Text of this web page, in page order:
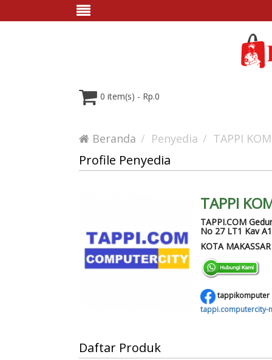
0 item(s) - Rp.0
Beranda Penyedia TAPPI
Profile Penyedia
TAPPI
TAPPI.COM
No 27 LT1 Kav A1
KOTA MAKASSAR
tappikomputer
tappi.computercity-
Daftar Produk